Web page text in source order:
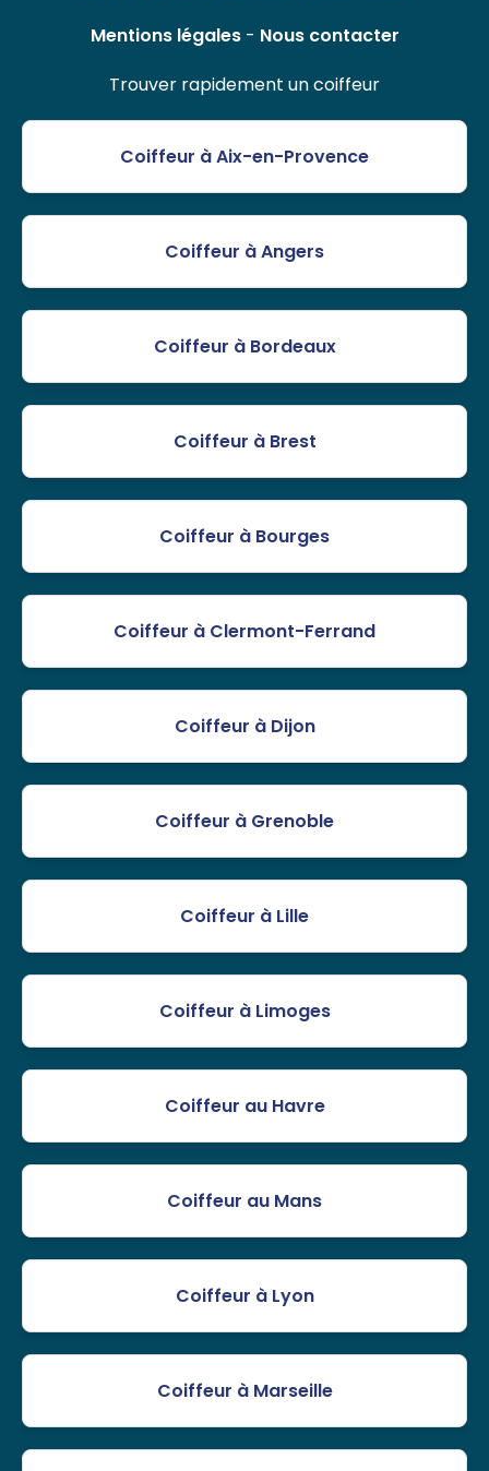
Mentions légales- Nous contacter
Trouver rapidement un coiffeur
Coiffeur à Aix-en-Provence
Coiffeur à Angers
Coiffeur à Bordeaux
Coiffeur à Brest
Coiffeur à Bourges
Coiffeur à Clermont-Ferrand
Coiffeur à Dijon
Coiffeur à Grenoble
Coiffeur à Lille
Coiffeur à Limoges
Coiffeur au Havre
Coiffeur au Mans
Coiffeur à Lyon
Coiffeur à Marseille